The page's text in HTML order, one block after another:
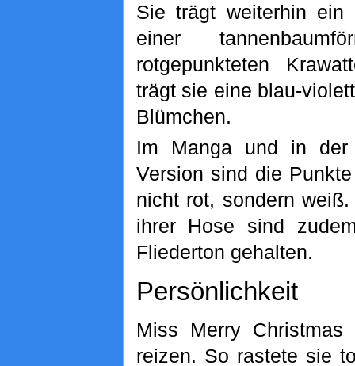
Sie trägt weiterhin ein
einer
rotgepunkteten
trägt sie eine blau-
Blümchen.
Im Manga und in der
Version sind die
nicht rot, sondern
ihrer Hose sind
Fliederton gehalten.
Persönlichkeit
Miss Merry
reizen. So rastete sie